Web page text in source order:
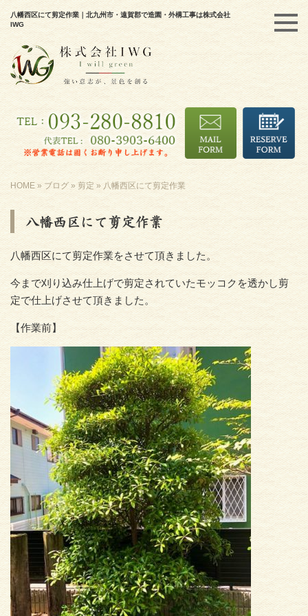
八幡西区にて剪定作業｜北九州市・遠賀郡で造園・外構工事は株式会社
IWG
HOME » ブログ » 剪定 » 八幡西区にて剪定作業
八幡西区にて剪定作業
八幡西区にて剪定作業をさせて頂きました。
今まで刈り込み仕上げで剪定されていたモッコクを透かし剪
定で仕上げさせて頂きました。
【作業前】